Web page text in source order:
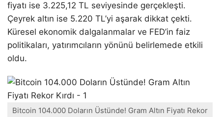
fiyatı ise 3.225,12 TL seviyesinde gerçekleşti.
Çeyrek altın ise 5.220 TL’yi aşarak dikkat çekti.
Küresel ekonomik dalgalanmalar ve FED’in faiz
politikaları, yatırımcıların yönünü belirlemede etkili
oldu.
Bitcoin 104.000 Doların Üstünde! Gram Altın Fiyatı Rekor